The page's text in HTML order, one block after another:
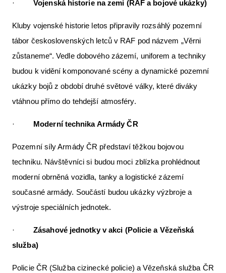
· Vojenská historie na zemi (RAF a bojové ukázky)
Kluby vojenské historie letos připravily rozsáhlý pozemní
tábor československých letců v RAF pod názvem „Věrni
zůstaneme“. Vedle dobového zázemí, uniforem a techniky
budou k vidění komponované scény a dynamické pozemní
ukázky bojů z období druhé světové války, které diváky
vtáhnou přímo do tehdejší atmosféry.
· Moderní technika Armády ČR
Pozemní síly Armády ČR představí těžkou bojovou
techniku. Návštěvníci si budou moci zblízka prohlédnout
moderní obrněná vozidla, tanky a logistické zázemí
současné armády. Součástí budou ukázky výzbroje a
výstroje speciálních jednotek.
· Zásahové jednotky v akci (Policie a Vězeňská
služba)
Policie ČR (Služba cizinecké policie) a Vězeňská služba ČR